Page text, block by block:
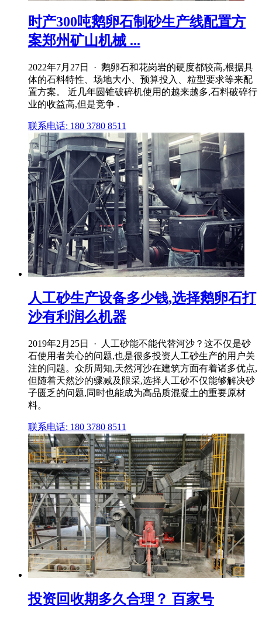
时产300吨鹅卵石制砂生产线配置方
案郑州矿山机械 ...
2022年7月27日 · 鹅卵石和花岗岩的硬度都较高,根据具
体的石料特性、场地大小、预算投入、粒型要求等来配
置方案。 近几年圆锥破碎机使用的越来越多,石料破碎行
业的收益高,但是竞争 .
联系电话: 180 3780 8511
人工砂生产设备多少钱,选择鹅卵石打
沙有利润么机器
2019年2月25日 · 人工砂能不能代替河沙？这不仅是砂
石使用者关心的问题,也是很多投资人工砂生产的用户关
注的问题。众所周知,天然河沙在建筑方面有着诸多优点,
但随着天然沙的骤减及限采,选择人工砂不仅能够解决砂
子匮乏的问题,同时也能成为高品质混凝土的重要原材
料。
联系电话: 180 3780 8511
投资回收期多久合理？ 百家号